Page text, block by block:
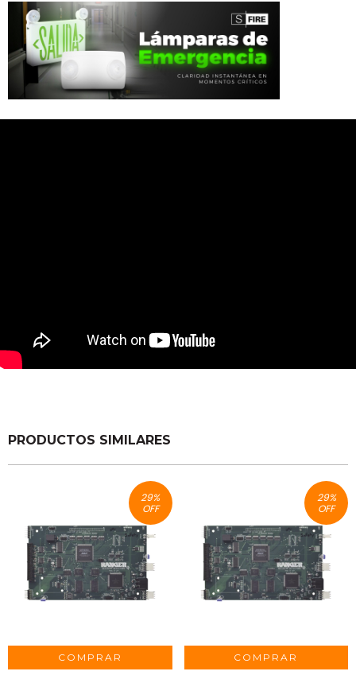
PRODUCTOS SIMILARES
29%
OFF
29%
OFF